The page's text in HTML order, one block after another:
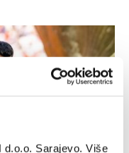
d.o.o. Sarajevo. Više